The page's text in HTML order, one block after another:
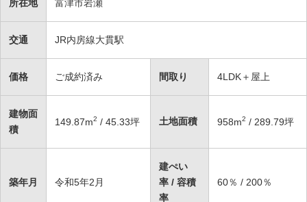
所在地 富津市岩瀬
交通 JR内房線大貫駅
価格 ご成約済み 間取り 4LDK＋屋上
建物面
積
149.87m2 / 45.33坪 土地面積 958m2 / 289.79坪
築年月 令和5年2月
建ぺい
率 / 容積
率
60％ / 200％